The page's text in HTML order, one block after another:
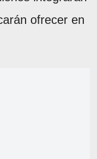
ofrecer en